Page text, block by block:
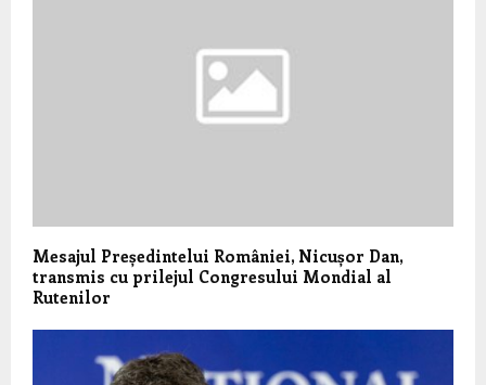
Mesajul Președintelui României, Nicușor Dan,
transmis cu prilejul Congresului Mondial al
Rutenilor